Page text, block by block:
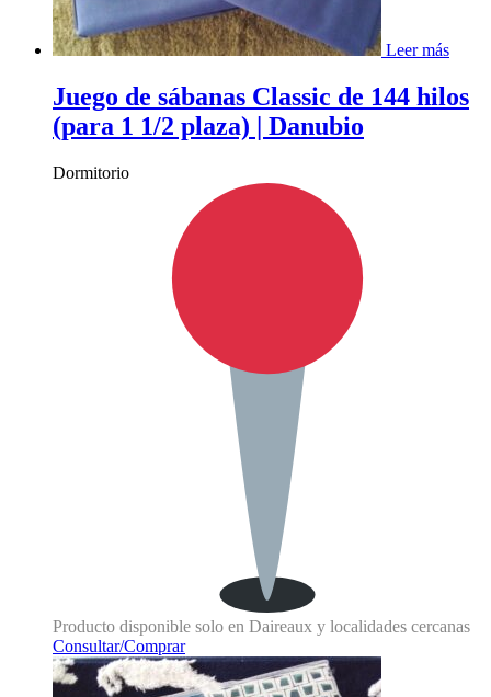
Leer más
Juego de sábanas Classic de 144 hilos
(para 1 1/2 plaza) | Danubio
Dormitorio
Producto disponible solo en Daireaux y localidades cercanas
Consultar/Comprar